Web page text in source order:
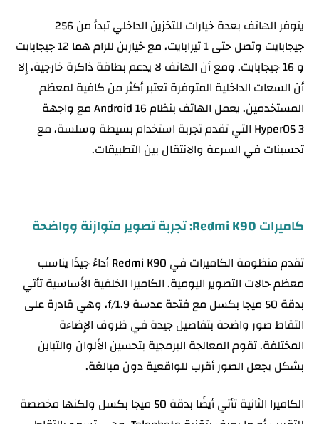
يتوفر الهاتف بعدة خيارات للتخزين الداخلي تبدأ من 256
جيجابايت وتصل حتى 1 تيرابايت، مع خيارين للرام هما 12 جيجابايت
و 16 جيجابايت. ومع أن الهاتف لا يدعم بطاقة ذاكرة خارجية، إلا
أن السعات الداخلية المتوفرة تعتبر أكثر من كافية لمعظم
المستخدمين. يعمل الهاتف بنظام Android 16 مع واجهة
HyperOS 3 التي تقدم تجربة استخدام بسيطة وسلسة، مع
تحسينات في السرعة والانتقال بين التطبيقات.
كاميرات Redmi K90: تجربة تصوير متوازنة وواضحة
تقدم منظومة الكاميرات في Redmi K90 أداءً جيدًا يناسب
معظم حالات التصوير اليومية. الكاميرا الخلفية الأساسية تأتي
بدقة 50 ميجا بكسل مع فتحة عدسة f/1.9، وهي قادرة على
التقاط صور واضحة بتفاصيل جيدة في ظروف الإضاءة
المختلفة. تقوم المعالجة البرمجية بتحسين الألوان والتباين
بشكل يجعل الصور أقرب للواقعية دون مبالغة.
الكاميرا الثانية تأتي أيضًا بدقة 50 ميجا بكسل ولكنها مخصصة